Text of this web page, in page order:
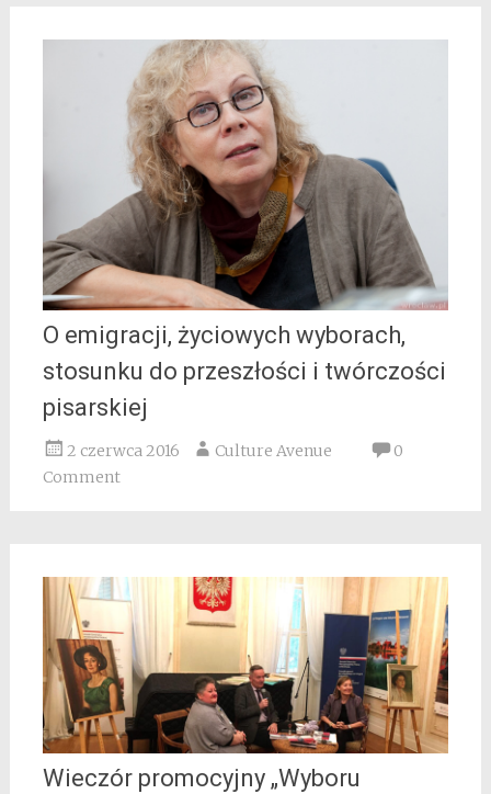
O emigracji, życiowych wyborach,
stosunku do przeszłości i twórczości
pisarskiej
2 czerwca 2016 Culture Avenue
0
Comment
Wieczór promocyjny „Wyboru